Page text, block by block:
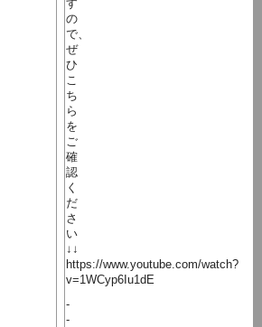
す
の
で、
ぜ
ひ
こ
ち
ら
を
ご
確
認
く
だ
さ
い
↓↓
https://www.youtube.com/watch?
v=1WCyp6Iu1dE
-
-